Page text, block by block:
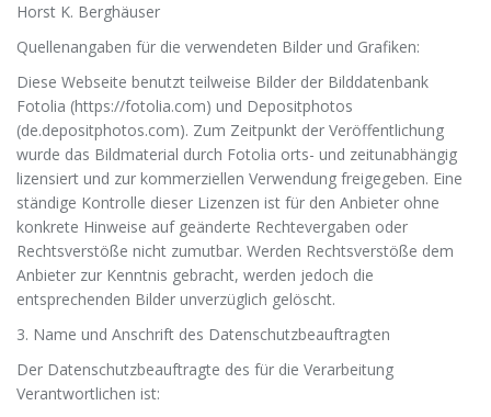
Horst K. Berghäuser
Quellenangaben für die verwendeten Bilder und Grafiken:
Diese Webseite benutzt teilweise Bilder der Bilddatenbank
Fotolia (https://fotolia.com) und Depositphotos
(de.depositphotos.com). Zum Zeitpunkt der Veröffentlichung
wurde das Bildmaterial durch Fotolia orts- und zeitunabhängig
lizensiert und zur kommerziellen Verwendung freigegeben. Eine
ständige Kontrolle dieser Lizenzen ist für den Anbieter ohne
konkrete Hinweise auf geänderte Rechtevergaben oder
Rechtsverstöße nicht zumutbar. Werden Rechtsverstöße dem
Anbieter zur Kenntnis gebracht, werden jedoch die
entsprechenden Bilder unverzüglich gelöscht.
3. Name und Anschrift des Datenschutzbeauftragten
Der Datenschutzbeauftragte des für die Verarbeitung
Verantwortlichen ist: